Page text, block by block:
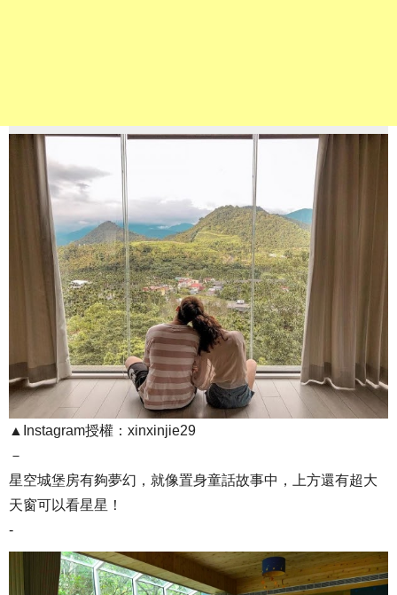
▲Instagram授權：xinxinjie29
－
星空城堡房有夠夢幻，就像置身童話故事中，上方還有超大
天窗可以看星星！
-